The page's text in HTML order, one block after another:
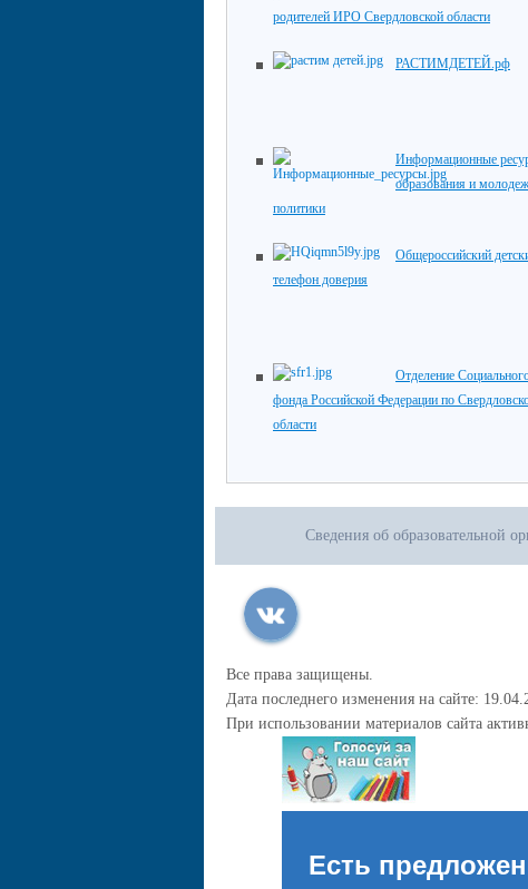
родителей ИРО Свердловской области
РАСТИМДЕТЕЙ.рф
Информационные
образования и
политики
Общероссийский
телефон доверия
Отделение
фонда Российской Федерации по
области
Сведения об образовательной
Все права защищены.
Дата последнего изменения на сайте:
При использовании материалов сайта
Есть